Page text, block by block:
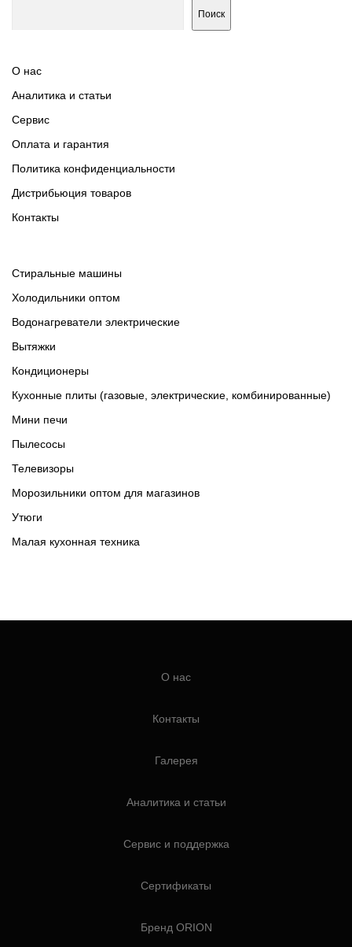
Поиск
О нас
Аналитика и статьи
Сервис
Оплата и гарантия
Политика конфиденциальности
Дистрибьюция товаров
Контакты
Cтиральные машины
Холодильники оптом
Водонагреватели электрические
Вытяжки
Кондиционеры
Кухонные плиты (газовые, электрические, комбинированные)
Мини печи
Пылесосы
Телевизоры
Морозильники оптом для магазинов
Утюги
Малая кухонная техника
О нас
Контакты
Галерея
Аналитика и статьи
Сервис и поддержка
Сертификаты
Бренд ORION